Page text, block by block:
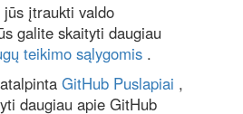
įtraukti valdo
galite skaityti daugiau
teikimo sąlygomis .
GitHub Puslapiai ,
daugiau apie GitHub